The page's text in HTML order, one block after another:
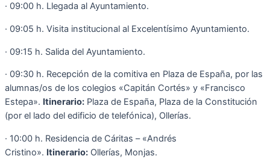
· 09:00 h. Llegada al Ayuntamiento.
· 09:05 h. Visita institucional al Excelentísimo Ayuntamiento.
· 09:15 h. Salida del Ayuntamiento.
· 09:30 h. Recepción de la comitiva en Plaza de España, por las
alumnas/os de los colegios «Capitán Cortés» y «Francisco
Estepa». Itinerario: Plaza de España, Plaza de la Constitución
(por el lado del edificio de telefónica), Ollerías.
· 10:00 h. Residencia de Cáritas – «Andrés
Cristino». Itinerario: Ollerías, Monjas.